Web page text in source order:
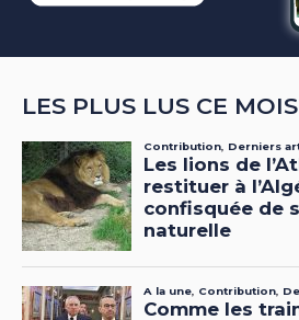
LES PLUS LUS CE MOIS